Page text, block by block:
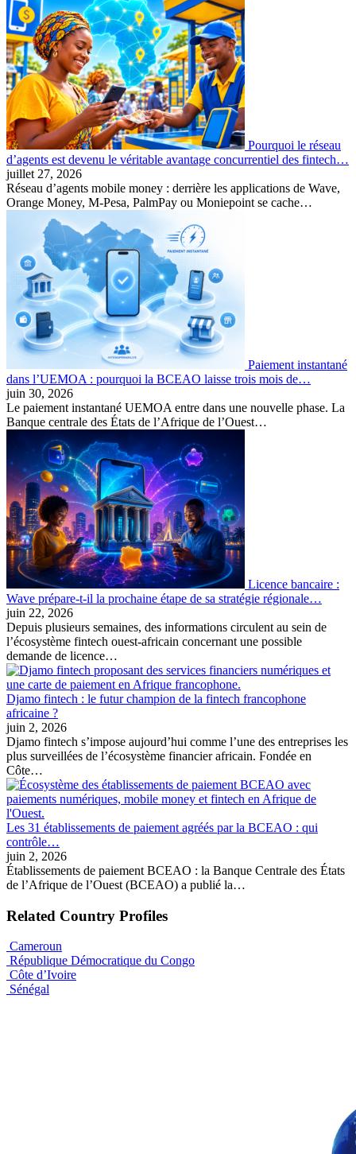
Pourquoi le réseau
d’agents est devenu le véritable avantage concurrentiel des fintech…
juillet 27, 2026
Réseau d’agents mobile money : derrière les applications de Wave,
Orange Money, M-Pesa, PalmPay ou Moniepoint se cache…
Paiement instantané
dans l’UEMOA : pourquoi la BCEAO laisse trois mois de…
juin 30, 2026
Le paiement instantané UEMOA entre dans une nouvelle phase. La
Banque centrale des États de l’Afrique de l’Ouest…
Licence bancaire :
Wave prépare-t-il la prochaine étape de sa stratégie régionale…
juin 22, 2026
Depuis plusieurs semaines, des informations circulent au sein de
l’écosystème fintech ouest-africain concernant une possible
demande de licence…
Djamo fintech : le futur champion de la fintech francophone
africaine ?
juin 2, 2026
Djamo fintech s’impose aujourd’hui comme l’une des entreprises les
plus surveillées de l’écosystème financier africain. Fondée en
Côte…
Les 31 établissements de paiement agréés par la BCEAO : qui
contrôle…
juin 2, 2026
Établissements de paiement BCEAO : la Banque Centrale des États
de l’Afrique de l’Ouest (BCEAO) a publié la…
Related Country Profiles
Cameroun
République Démocratique du Congo
Côte d’Ivoire
Sénégal